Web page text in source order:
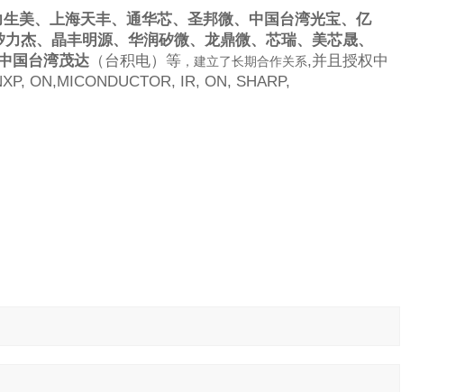
美、上海天丰、通华芯、圣邦微、中国台湾光宝、亿
力杰、晶丰明源、华润矽微、龙鼎微、芯瑞、美芯晟、
国台湾茂达 （台积电）等 ，建立了长期合作关系,并且授权中
ON,MICONDUCTOR, IR, ON, SHARP,